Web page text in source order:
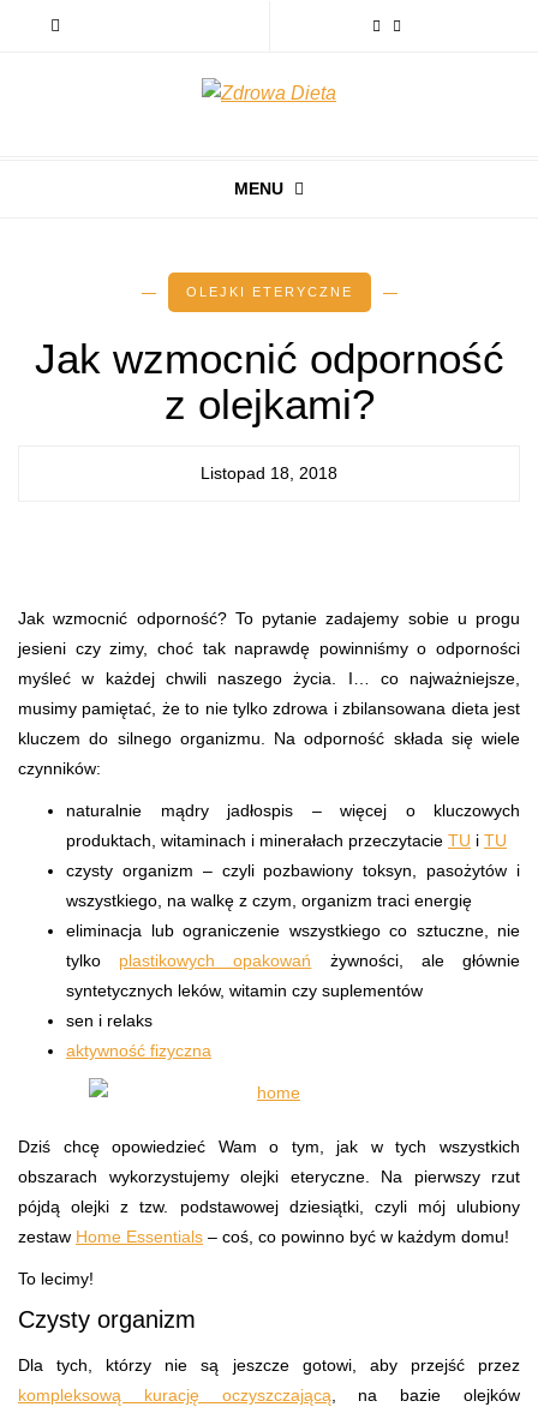
MENU
OLEJKI ETERYCZNE
Jak wzmocnić odporność
z olejkami?
Listopad 18, 2018
Jak wzmocnić odporność? To pytanie zadajemy sobie u progu
jesieni czy zimy, choć tak naprawdę powinniśmy o odporności
myśleć w każdej chwili naszego życia. I… co najważniejsze,
musimy pamiętać, że to nie tylko zdrowa i zbilansowana dieta jest
kluczem do silnego organizmu. Na odporność składa się wiele
czynników:
naturalnie mądry jadłospis – więcej o kluczowych
produktach, witaminach i minerałach przeczytacie TU i TU
czysty organizm – czyli pozbawiony toksyn, pasożytów i
wszystkiego, na walkę z czym, organizm traci energię
eliminacja lub ograniczenie wszystkiego co sztuczne, nie
tylko plastikowych opakowań żywności, ale głównie
syntetycznych leków, witamin czy suplementów
sen i relaks
aktywność fizyczna
Dziś chcę opowiedzieć Wam o tym, jak w tych wszystkich
obszarach wykorzystujemy olejki eteryczne. Na pierwszy rzut
pójdą olejki z tzw. podstawowej dziesiątki, czyli mój ulubiony
zestaw Home Essentials – coś, co powinno być w każdym domu!
To lecimy!
Czysty organizm
Dla tych, którzy nie są jeszcze gotowi, aby przejść przez
kompleksową kurację oczyszczającą, na bazie olejków